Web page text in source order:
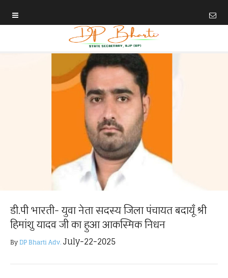
डी.पी भारती- युवा नेता सदस्य जिला पंचायत बदायूँ श्री
हिमांशु यादव जी का हुआ आकस्मिक निधन
ByDP Bharti Adv.July-22-2025